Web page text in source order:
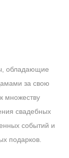
обладающие
за свою
множеству
свадебных
событий и
подарков.